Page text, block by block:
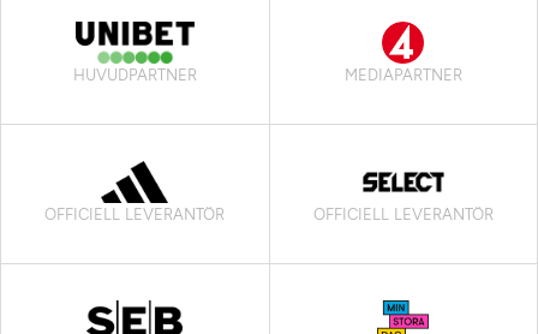
HUVUDPARTNER MEDIAPARTNER
OFFICIELL LEVERANTÖR OFFICIELL LEVERANTÖR